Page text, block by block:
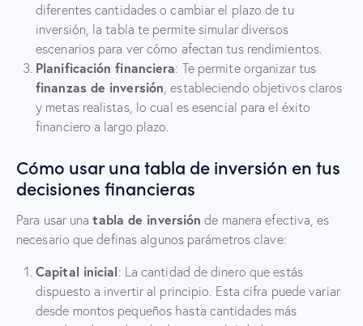
diferentes cantidades o cambiar el plazo de tu
inversión, la tabla te permite simular diversos
escenarios para ver cómo afectan tus rendimientos.
Planificación financiera: Te permite organizar tus
finanzas de inversión, estableciendo objetivos claros
y metas realistas, lo cual es esencial para el éxito
financiero a largo plazo.
Cómo usar una tabla de inversión en tus
decisiones financieras
Para usar unatabla de inversión de manera efectiva, es
necesario que definas algunos parámetros clave:
Capital inicial: La cantidad de dinero que estás
dispuesto a invertir al principio. Esta cifra puede variar
desde montos pequeños hasta cantidades más